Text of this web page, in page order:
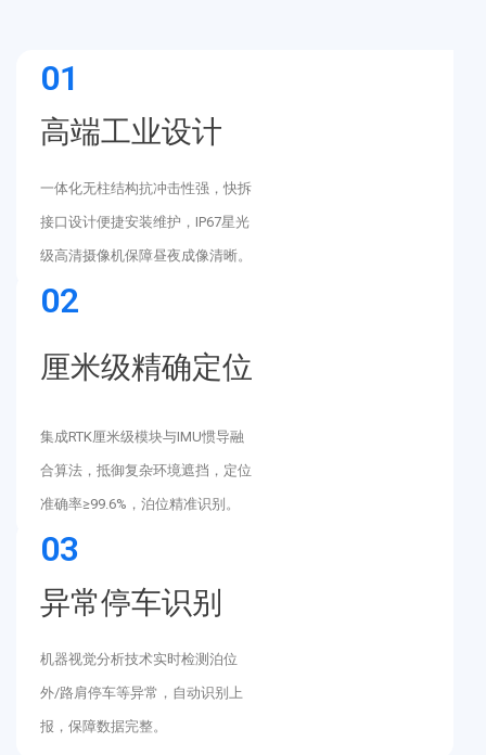
01
高端工业设计
一体化无柱结构抗冲击性强，快拆
接口设计便捷安装维护，IP67星光
级高清摄像机保障昼夜成像清晰。
02
厘米级精确定位
集成RTK厘米级模块与IMU惯导融
合算法，抵御复杂环境遮挡，定位
准确率≥99.6%，泊位精准识别。
03
异常停车识别
机器视觉分析技术实时检测泊位
外/路肩停车等异常，自动识别上
报，保障数据完整。